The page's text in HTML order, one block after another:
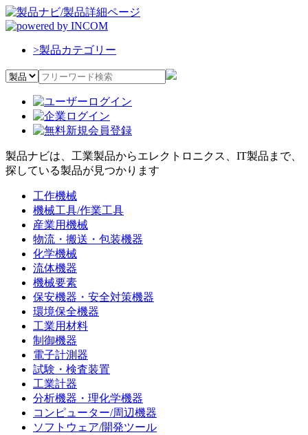
>製品カテゴリー
製品ナビは、工業製品からエレクトロニクス、IT製品まで、
探している製品が見つかります
工作機械
機械工具/作業工具
産業用機械
物流・搬送・包装機器
化学機械
流体機器
機械要素
保安機器・安全対策機器
環境保全機器
工業用材料
制御機器
電子計測器
試験・検査装置
工業計器
分析機器・理化学機器
コンピューター/周辺機器
ソフトウェア/開発ツール